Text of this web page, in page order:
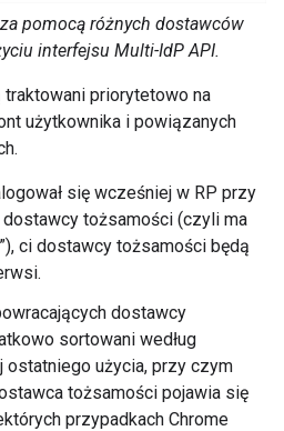
pomocą różnych dostawców
interfejsu Multi-IdP API.
priorytetowo na
użytkownika i powiązanych
się wcześniej w RP przy
tożsamości (czyli ma
ci dostawcy tożsamości będą
dostawcy
sortowani według
ostatniego użycia, przy czym
tożsamości pojawia się
przypadkach Chrome